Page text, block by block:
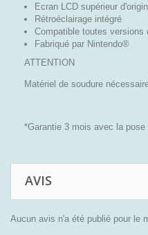
Ecran LCD supérieur
Rétroéclairage intégré
Compatible toutes
Fabriqué par Nintendo®
ATTENTION
Matériel de soudure
*Garantie 3 mois avec la
AVIS
Aucun avis n'a été publié pour le